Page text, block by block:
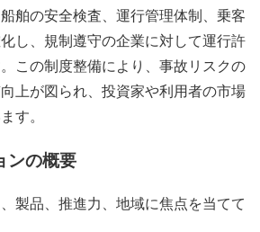
舶の安全検査、運行管理体制、乗客
し、規制遵守の企業に対して運行許
この制度整備により、事故リスクの
上が図られ、投資家や利用者の市場
す。
ンの概要
製品、推進力、地域に焦点を当てて